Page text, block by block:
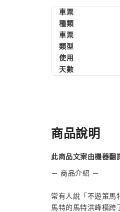
車票
種類
車票
類型
使用
天數
商品說明
此商品文案由機器翻
－ 商品介紹 －
常有人說「不遊策馬
馬特的馬特洪峰橫跨